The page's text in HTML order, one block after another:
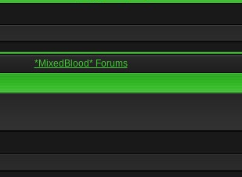
*MixedBlood* Forums